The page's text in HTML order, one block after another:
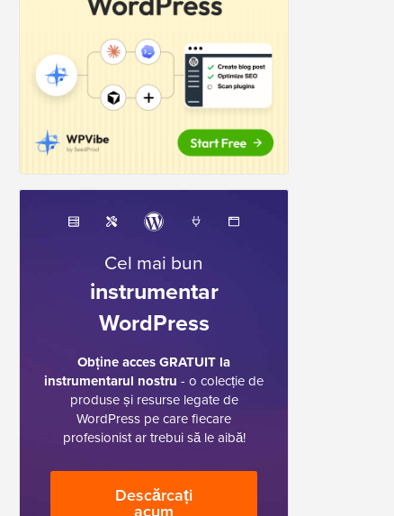
Cel mai bun
instrumentar
WordPress
Obține acces GRATUIT la
instrumentarul nostru - o colecție de
produse și resurse legate de
WordPress pe care fiecare
profesionist ar trebui să le aibă!
Descărcați
acum